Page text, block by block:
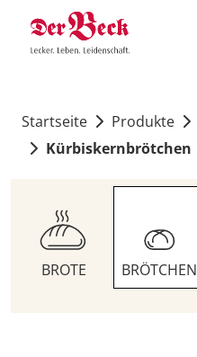
Startseite Produkte
Kürbiskernbrötchen
BROTE BRÖTCHEN